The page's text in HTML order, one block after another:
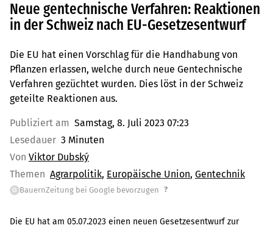
Neue gentechnische Verfahren: Reaktionen
in der Schweiz nach EU-Gesetzesentwurf
Die EU hat einen Vorschlag für die Handhabung von
Pflanzen erlassen, welche durch neue Gentechnische
Verfahren gezüchtet wurden. Dies löst in der Schweiz
geteilte Reaktionen aus.
Publiziert am Samstag, 8. Juli 2023 07:23
Lesedauer 3 Minuten
Von Viktor Dubský
Themen Agrarpolitik Europäische Union Gentechnik
G BauernZeitung bei Google bevorzugen ?
Die EU hat am 05.07.2023 einen neuen Gesetzesentwurf zur